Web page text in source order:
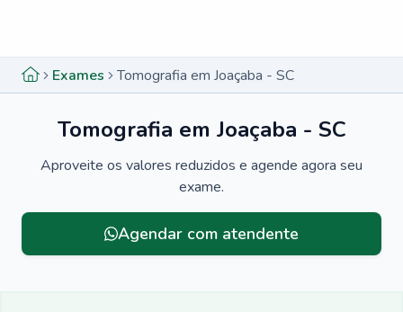
Exames Tomografia em Joaçaba - SC
Tomografia em Joaçaba - SC
Aproveite os valores reduzidos e agende agora seu
exame.
Agendar com atendente